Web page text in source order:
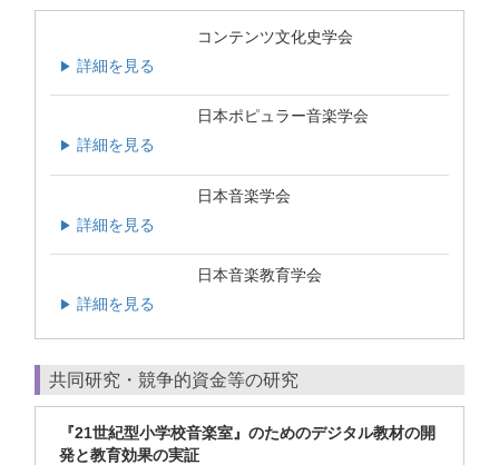
コンテンツ文化史学会
▶ 詳細を見る
日本ポピュラー音楽学会
▶ 詳細を見る
日本音楽学会
▶ 詳細を見る
日本音楽教育学会
▶ 詳細を見る
共同研究・競争的資金等の研究
『21世紀型小学校音楽室』のためのデジタル教材の開
発と教育効果の実証